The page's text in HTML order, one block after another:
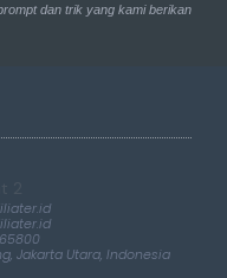
dan trik yang kami berikan
Jakarta Utara, Indonesia